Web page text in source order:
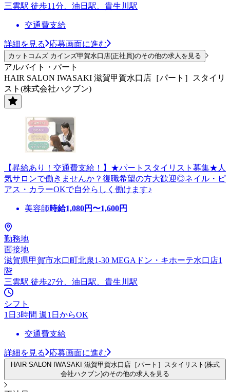
三雲駅 徒歩11分、油日駅、貴生川駅
交通費支給
詳細を見る 応募画面に進む
カットコムズ カインズ甲賀水口店(正社員)のその他の求人を見る
アルバイト・パート
HAIR SALON IWASAKI 滋賀甲賀水口店［パート］スタイリ
スト(株式会社ハクブン)
【昇給あり！交通費支給！】★パートスタイリスト募集★人
気サロンで働きませんか？復職希望の方大歓迎◎ネイル・ピ
アス・カラーOKで自分らしく働けます♪
美容師時給1,080円〜1,600円
勤務地
面接地
滋賀県甲賀市水口町北泉1-30 MEGAドン・キホーテ水口店1
階
三雲駅 徒歩27分、油日駅、貴生川駅
シフト
1日3時間 週1日からOK
交通費支給
詳細を見る 応募画面に進む
HAIR SALON IWASAKI 滋賀甲賀水口店［パート］スタイリスト(株式
会社ハクブン)のその他の求人を見る